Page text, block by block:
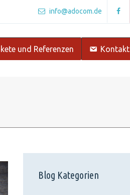
info@adocom.de
und Referenzen Kontakt
Blog Kategorien